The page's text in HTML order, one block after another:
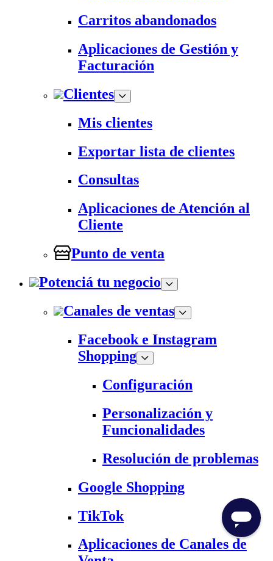
Carritos abandonados
Aplicaciones de Gestión y
Facturación
Clientes
Mis clientes
Exportar lista de clientes
Consultas
Aplicaciones de Atención al
Cliente
Punto de venta
Potenciá tu negocio
Canales de ventas
Facebook e Instagram
Shopping
Configuración
Personalización y
Funcionalidades
Resolución de problemas
Google Shopping
TikTok
Aplicaciones de Canales de